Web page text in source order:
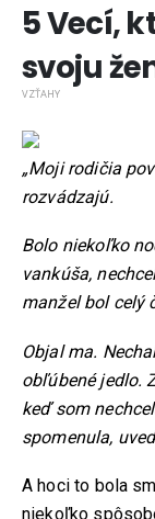
5 Vecí,
svoju
VZŤAHY
„Moji rodičia
rozvádzajú.
Bolo niekoľko
vankúša,
manžel bol celý
Objal ma.
obľúbené jedlo.
keď som
spomenula,
A hoci to bola
niekoľko